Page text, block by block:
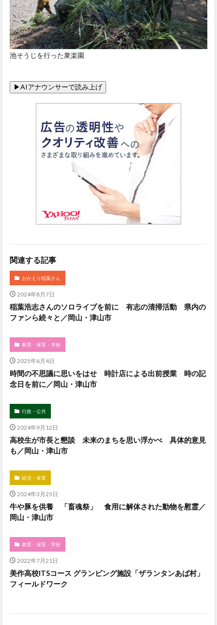
池そうじを行った衆楽園
関連する記事
おかえり稲葉さん
2024年8月7日
稲葉浩志さんのソロライブを前に 有志の清掃活動 県内の
ファンら続々と／岡山・津山市
教育・保育・学校
2025年6月4日
時間の不思議に思いをはせ 時計店による出前授業 時の記
念日を前に／岡山・津山市
行政・公共
2024年9月12日
高校生が市長と懇談 未来のまちを思い浮かべ 具体的意見
も／岡山・津山市
経済・産業
2024年3月25日
牛や豚を供養 「畜魂祭」 食用に解体された動物を慰霊／
岡山・津山市
教育・保育・学校
2022年7月21日
美作高校ITSコース グランピング施設「ザランタンあば村」
フィールドワーク